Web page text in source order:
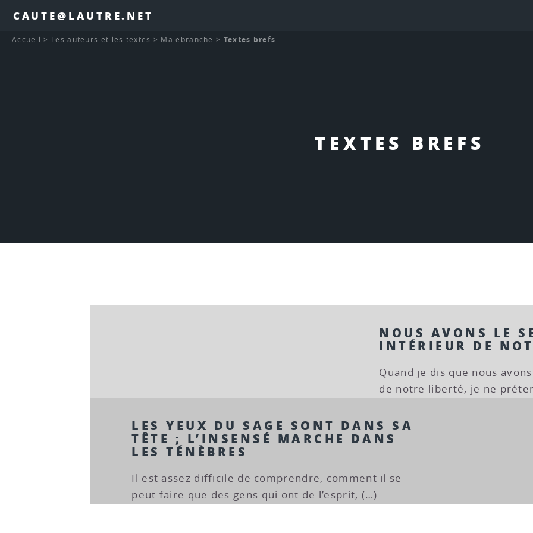
CAUTE@LAUTRE.NET
TEXTES BREFS
Accueil > Les auteurs et les textes > Malebranche > Textes brefs
NOUS AVONS LE
INTÉRIEUR DE
Quand je dis que nous
de notre liberté, je ne
LES YEUX DU SAGE SONT DANS SA
TÊTE ; L’INSENSÉ MARCHE DANS
LES TÉNÈBRES
Il est assez difficile de comprendre, comment il se
peut faire que des gens qui ont de l’esprit, (…)